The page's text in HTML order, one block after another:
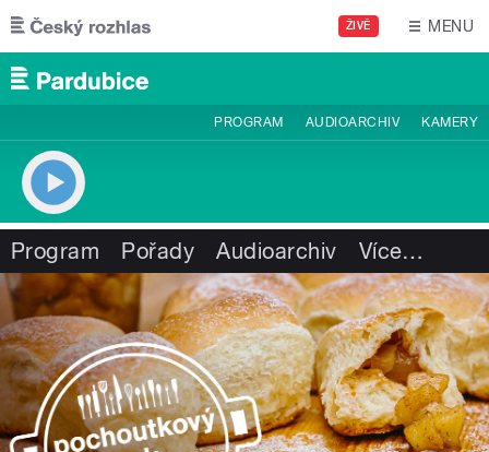
Přejít k hlavnímu obsahu
ŽIVĚ MENU
PROGRAM AUDIOARCHIV KAMERY
Program Pořady Audioarchiv Více…